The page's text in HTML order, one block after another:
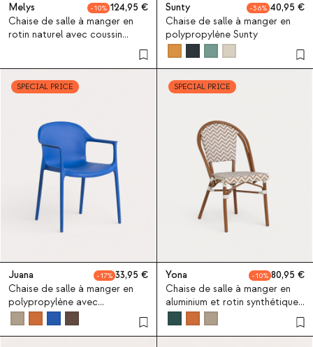
Melys 10
124,95
Chaise de salle à manger en
rotin naturel avec coussin
Sunty 36
40,95
Chaise de salle à manger en
polypropylène Sunty
SPECIAL PRICE
Juana 17
33,95
Chaise de salle à manger en
polypropylène avec
accoudoirs Juana
SPECIAL PRICE
Yona 10
80,95
Chaise de salle à manger en
aluminium et rotin synthétique
Yona Bistro